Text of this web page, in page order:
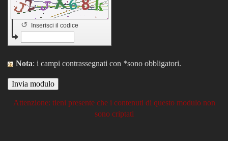
Inserisci il codice
↺
Nota : i campi contrassegnati con *sono obbligatori.
Attenzione: tieni presente che i contenuti di questo modulo non
sono criptati